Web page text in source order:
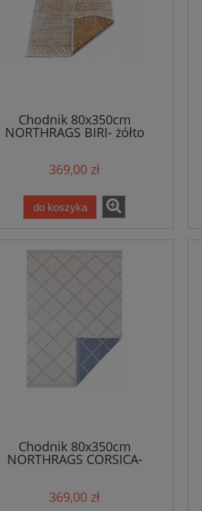
Chodnik 80x350cm
NORTHRAGS BIRI- żółto
,dwustronny,zewnętrzno-
369,00 zł
do koszyka
Chodnik 80x350cm
NORTHRAGS CORSICA-
,dwustronny,zewnętrzno-
369,00 zł